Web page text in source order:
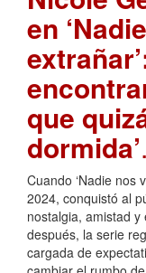
en
que
dormida’
Cuando ‘Nadie nos
2024, conquistó al
nostalgia, amistad
después, la serie
cargada de